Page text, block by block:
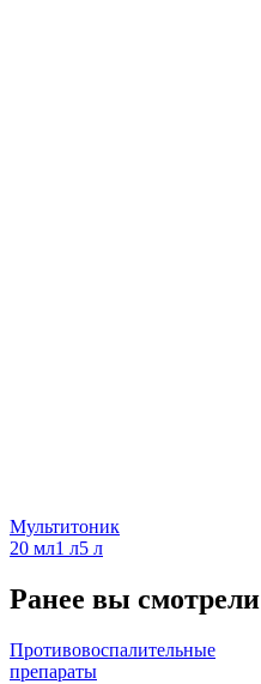
Мультитоник
20 мл1 л5 л
Ранее вы смотрели
Противовоспалительные
препараты